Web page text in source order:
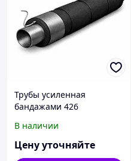
Трубы усиленная
бандажами 426
В наличии
Цену уточняйте